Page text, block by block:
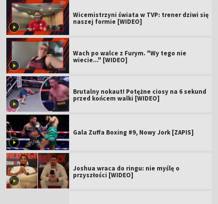
Wicemistrzyni świata w TVP: trener dziwi się
naszej formie [WIDEO]
Wach po walce z Furym. "Wy tego nie
wiecie..." [WIDEO]
Brutalny nokaut! Potężne ciosy na 6 sekund
przed końcem walki [WIDEO]
Gala Zuffa Boxing #9, Nowy Jork [ZAPIS]
Joshua wraca do ringu: nie myślę o
przyszłości [WIDEO]